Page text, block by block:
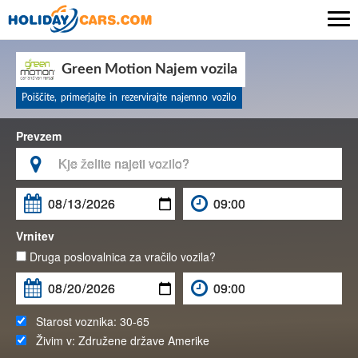
Green Motion Najem vozila
Poiščite, primerjajte in rezervirajte najemno vozilo
Prevzem


Vrnitev
Druga poslovalnica za vračilo vozila?
Starost voznika: 30-65
Živim v: Združene države Amerike